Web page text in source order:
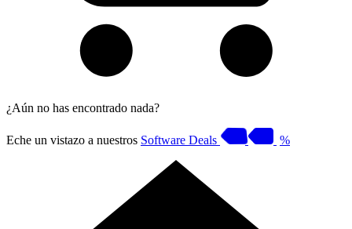
¿Aún no has encontrado nada?
Eche un vistazo a nuestros Software Deals %